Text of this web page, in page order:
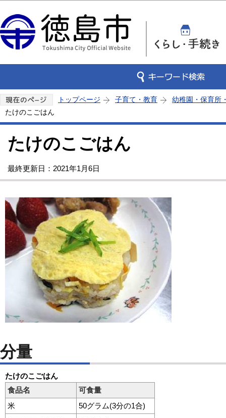
トップページ 子育て・教育
幼稚園・保育所
たけのこごはん
たけのこごはん
最終更新日：2021年1月6日
分量
たけのこごはん
食品名
可食量
米
50グラム(3分の1合)